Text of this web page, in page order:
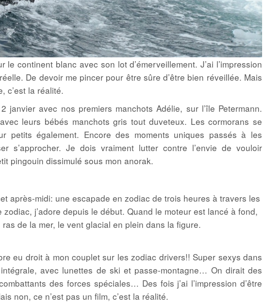
le continent blanc avec son lot d’émerveillement. J’ai l’impression
De devoir me pincer pour être sûre d’être bien réveillée. Mais
c’est la réalité.
janvier avec nos premiers manchots Adélie, sur l’île Petermann.
leurs bébés manchots gris tout duveteux. Les cormorans se
petits également. Encore des moments uniques passés à les
s’approcher. Je dois vraiment lutter contre l’envie de vouloir
pingouin dissimulé sous mon anorak.
après-midi: une escapade en zodiac de trois heures à travers les
j’adore depuis le début. Quand le moteur est lancé à fond,
de la mer, le vent glacial en plein dans la figure.
eu droit à mon couplet sur les zodiac drivers!! Super sexys dans
avec lunettes de ski et passe-montagne… On dirait des
des forces spéciales… Des fois j’ai l’impression d’être
non, ce n’est pas un film, c’est la réalité.